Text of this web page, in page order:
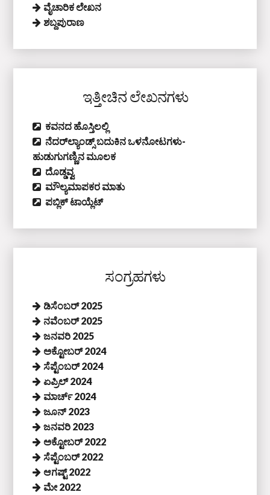
ವೈಚಾರಿಕ ಲೇಖನ
ಶಬ್ದಪುರಾಣ
ಇತ್ತೀಚಿನ ಲೇಖನಗಳು
ಕವನದ ಹೊಸ್ತಿಲಲ್ಲಿ
ನೆದರ್‌ಲ್ಯಾಂಡ್ಸ್‌ ಬದುಕಿನ ಒಳನೋಟಗಳು-
ಹುಡುಗುಗಣ್ಣಿನ ಮೂಲಕ
ದೊಡ್ಡವ್ವ
ಮೌಲ್ಯಮಾಪಕರ ಮಾತು
ಪಬ್ಲಿಕ್‌ ಟಾಯ್ಲೆಟ್‌
ಸಂಗ್ರಹಗಳು
ಡಿಸೆಂಬರ್ 2025
ನವೆಂಬರ್ 2025
ಜನವರಿ 2025
ಅಕ್ಟೋಬರ್ 2024
ಸೆಪ್ಟೆಂಬರ್ 2024
ಏಪ್ರಿಲ್ 2024
ಮಾರ್ಚ್ 2024
ಜೂನ್ 2023
ಜನವರಿ 2023
ಅಕ್ಟೋಬರ್ 2022
ಸೆಪ್ಟೆಂಬರ್ 2022
ಆಗಷ್ಟ್ 2022
ಮೇ 2022